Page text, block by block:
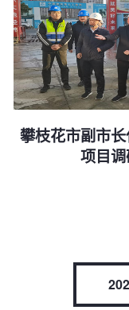
攀枝花市副市
项目